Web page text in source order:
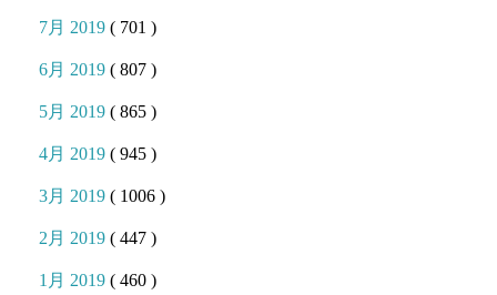
7月 2019( 701 )
6月 2019( 807 )
5月 2019( 865 )
4月 2019( 945 )
3月 2019( 1006 )
2月 2019( 447 )
1月 2019( 460 )